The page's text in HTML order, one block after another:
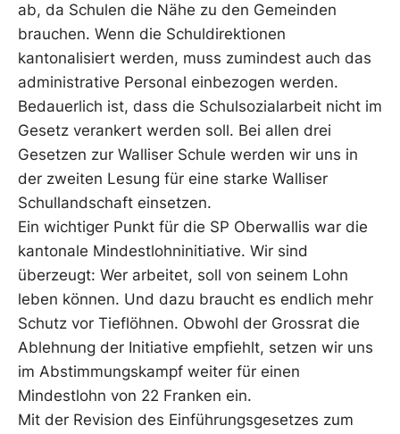
ab, da Schulen die Nähe zu den Gemeinden
brauchen. Wenn die Schuldirektionen
kantonalisiert werden, muss zumindest auch das
administrative Personal einbezogen werden.
Bedauerlich ist, dass die Schulsozialarbeit nicht im
Gesetz verankert werden soll. Bei allen drei
Gesetzen zur Walliser Schule werden wir uns in
der zweiten Lesung für eine starke Walliser
Schullandschaft einsetzen.
Ein wichtiger Punkt für die SP Oberwallis war die
kantonale Mindestlohninitiative. Wir sind
überzeugt: Wer arbeitet, soll von seinem Lohn
leben können. Und dazu braucht es endlich mehr
Schutz vor Tieflöhnen. Obwohl der Grossrat die
Ablehnung der Initiative empfiehlt, setzen wir uns
im Abstimmungskampf weiter für einen
Mindestlohn von 22 Franken ein.
Mit der Revision des Einführungsgesetzes zum